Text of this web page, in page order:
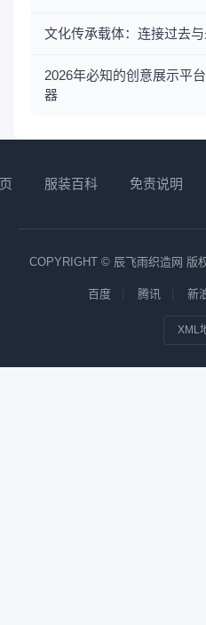
文化传承载体：连接过去
2026年必知的创意展示平
器
服装百科 免责说明
COPYRIGHT © 辰飞雨织造网 版
百度 腾讯 新
XML